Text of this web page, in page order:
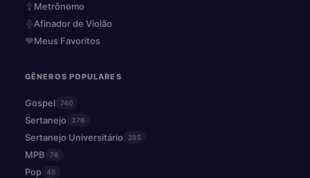
Metrônomo
Afinador de Violão
Meus Favoritos
GÊNEROS POPULARES
Gospel 740
Sertanejo 376
Sertanejo Universitário 285
MPB 76
Pop 45